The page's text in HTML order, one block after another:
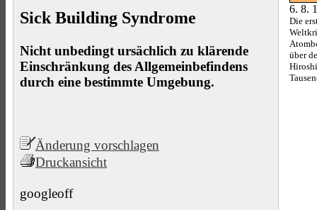
Sick Building Syndrome
Nicht unbedingt ursächlich zu klärende
Einschränkung des Allgemeinbefindens
durch eine bestimmte Umgebung.
Änderung vorschlagen
Druckansicht
googleoff
6. 8.
Die
über